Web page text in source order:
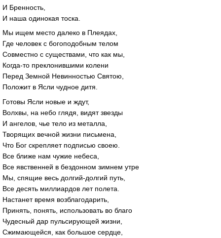
И Бренность,
И наша одинокая тоска.
Мы ищем место далеко в Плеядах,
Где человек с богоподобным телом
Совместно с существами, что как мы,
Когда-то преклонившими колени
Перед Земной Невинностью Святою,
Положит в Ясли чудное дитя.
Готовы Ясли новые и ждут,
Волхвы, на небо глядя, видят звезды
И ангелов, чье тело из металла,
Творящих вечной жизни письмена,
Что Бог скрепляет подписью своею.
Все ближе нам чужие небеса,
Все явственней в бездонном зимнем утре
Мы, спящие весь долгий-долгий путь,
Все десять миллиардов лет полета.
Настанет время возблагодарить,
Принять, понять, использовать во благо
Чудесный дар пульсирующей жизни,
Сжимающейся, как большое сердце,